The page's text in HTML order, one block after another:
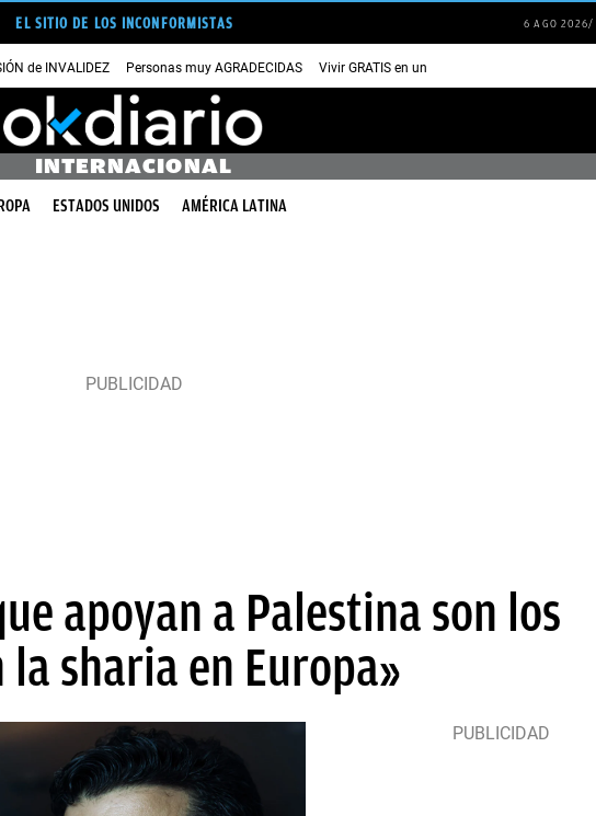
EL SITIO DE LOS INCONFORMISTAS 6 AGO 2026
de INVALIDEZ Personas muy AGRADECIDAS Vivir GRATIS en una ISLA en GRECIA
INTERNACIONAL
ESTADOS UNIDOS AMÉRICA LATINA
apoyan a Palestina son los
sharia en Europa»